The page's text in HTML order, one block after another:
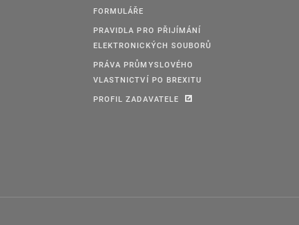
FORMULÁŘE
PRAVIDLA PRO PŘIJÍMÁNÍ
ELEKTRONICKÝCH SOUBORŮ
PRÁVA PRŮMYSLOVÉHO
VLASTNICTVÍ PO BREXITU
PROFIL ZADAVATELE